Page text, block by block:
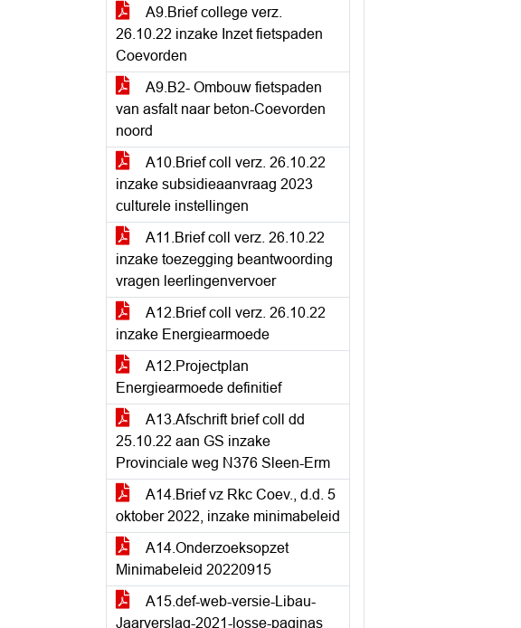
A9.Brief college verz.
26.10.22 inzake Inzet fietspaden
Coevorden
A9.B2- Ombouw fietspaden
van asfalt naar beton-Coevorden
noord
A10.Brief coll verz. 26.10.22
inzake subsidieaanvraag 2023
culturele instellingen
A11.Brief coll verz. 26.10.22
inzake toezegging beantwoording
vragen leerlingenvervoer
A12.Brief coll verz. 26.10.22
inzake Energiearmoede
A12.Projectplan
Energiearmoede definitief
A13.Afschrift brief coll dd
25.10.22 aan GS inzake
Provinciale weg N376 Sleen-Erm
A14.Brief vz Rkc Coev., d.d. 5
oktober 2022, inzake minimabeleid
A14.Onderzoeksopzet
Minimabeleid 20220915
A15.def-web-versie-Libau-
Jaarverslag-2021-losse-paginas